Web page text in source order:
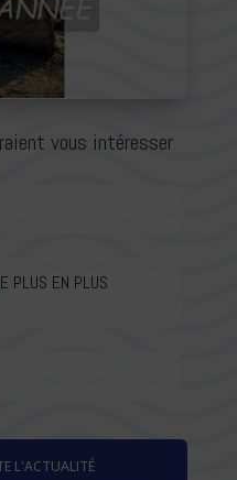
vous intéresser
PLUS EN PLUS
L'ACTUALITÉ